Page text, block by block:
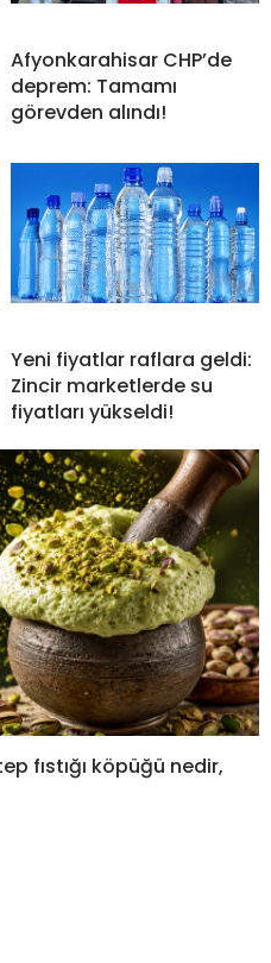
Afyonkarahisar CHP’de
deprem: Tamamı
görevden alındı!
Yeni fiyatlar raflara geldi:
Zincir marketlerde su
fiyatları yükseldi!
fıstığı köpüğü nedir,